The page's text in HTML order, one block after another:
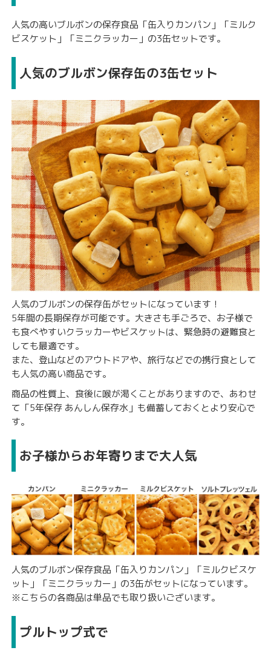
人気の高いブルボンの保存食品「缶入りカンパン」「ミルク
ビスケット」「ミニクラッカー」の3缶セットです。
人気のブルボン保存缶の3缶セット
人気のブルボンの保存缶がセットになっています！
5年間の長期保存が可能です。大きさも手ごろで、お子様で
も食べやすいクラッカーやビスケットは、緊急時の避難食と
しても最適です。
また、登山などのアウトドアや、旅行などでの携行食として
も人気の高い商品です。
商品の性質上、食後に喉が渇くことがありますので、あわせ
て「5年保存 あんしん保存水」も備蓄しておくとより安心で
す。
お子様からお年寄りまで大人気
人気のブルボン保存食品「缶入りカンパン 」「ミルクビスケ
ット 」「ミニクラッカー 」の3缶がセットになっています。
※こちらの各商品は単品でも取り扱いございます。
プルトップ式で